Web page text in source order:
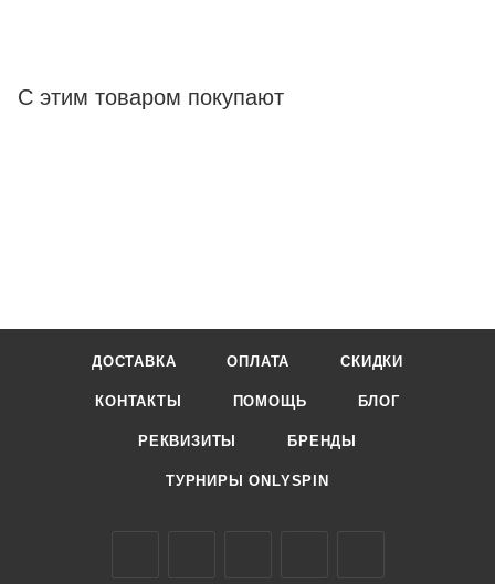
С этим товаром покупают
ДОСТАВКА ОПЛАТА СКИДКИ
КОНТАКТЫ ПОМОЩЬ БЛОГ
РЕКВИЗИТЫ БРЕНДЫ
ТУРНИРЫ ONLYSPIN